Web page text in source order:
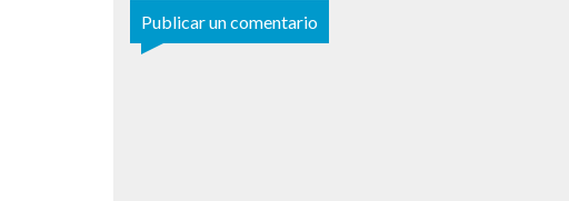
Publicar un comentario